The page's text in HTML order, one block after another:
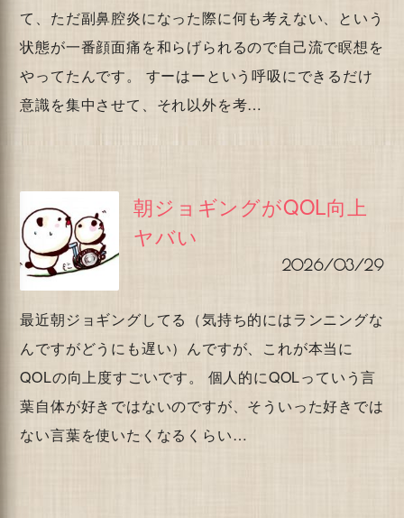
て、ただ副鼻腔炎になった際に何も考えない、という
状態が一番顔面痛を和らげられるので自己流で瞑想を
やってたんです。 すーはーという呼吸にできるだけ
意識を集中させて、それ以外を考…
朝ジョギングがQOL向上
ヤバい
2026/03/29
最近朝ジョギングしてる（気持ち的にはランニングな
んですがどうにも遅い）んですが、これが本当に
QOLの向上度すごいです。 個人的にQOLっていう言
葉自体が好きではないのですが、そういった好きでは
ない言葉を使いたくなるくらい…